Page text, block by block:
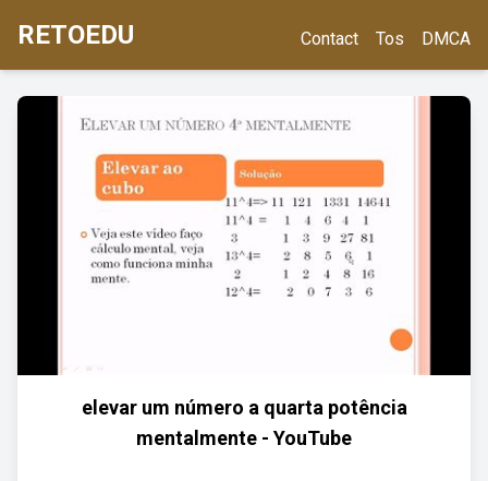
RETOEDU Contact Tos DMCA
elevar um número a quarta potência
mentalmente - YouTube